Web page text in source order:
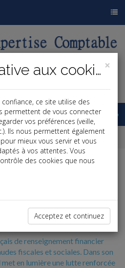
a b
LUTTE CONTRE LES
de renseignement financier
fiscales et sociales. Dans son
en lumière une lutte renforcée
×
Politique relative aux cookies
ce site utilise des
permettent de vous connecter
vos préférences (veille,
Ils nous permettent également
mieux vous servir et vous
à vos attentes. Vous
des cookies que nous
Acceptez et continuez